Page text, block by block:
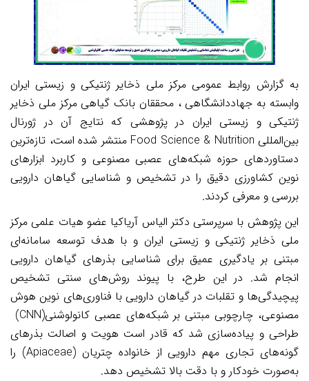
به گزارش روابط عمومی مرکز ملی ذخایر ژنتیکی و زیستی ایران
وابسته به جهاددانشگاهی ، محققان بانک گیاهی مرکز ملی ذخایر
ژنتیکی و زیستی ایران در پژوهشی که نتایج آن در ژورنال
بین‌المللی Food Science & Nutritionمنتشر شده است، تازه‌ترین
دستاوردهای حوزه شبکه‌های عصبی مصنوعی و کاربرد ابزارهای
نوین کشاورزی دقیق را در تشخیص و شناسایی گیاهان دارویی
بررسی و معرفی کردند.
این پژوهش با سرپرستی دکتر الیاس آریاکیا عضو هیات علمی مرکز
ملی ذخایر ژنتیکی و زیستی ایران و با هدف توسعه سامانه‌ای
مبتنی بر یادگیری عمیق برای شناسایی بذرهای گیاهان دارویی
انجام شد. در این طرح، با پیوند روش‌های سنتی تشخیص
پیچیدگی‌ها و تقلبات در گیاهان دارویی با فناوری‌های نوین هوش
مصنوعی، چارچوبی مبتنی بر شبکه‌های عصبی کانولوشنی(CNN)
طراحی و پیاده‌سازی شد که قادر است هویت و اصالت بذرهای
گونه‌های تجاری مهم دارویی از خانواده چتریان (Apiaceae) را
به‌صورت خودکار و با دقت بالا تشخیص دهد.